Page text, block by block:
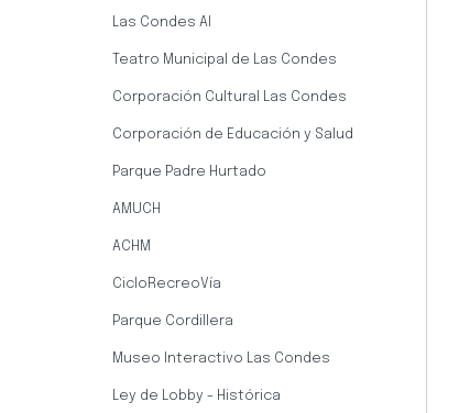
Las Condes AI
Teatro Municipal de Las Condes
Corporación Cultural Las Condes
Corporación de Educación y Salud
Parque Padre Hurtado
AMUCH
ACHM
CicloRecreoVía
Parque Cordillera
Museo Interactivo Las Condes
Ley de Lobby - Histórica